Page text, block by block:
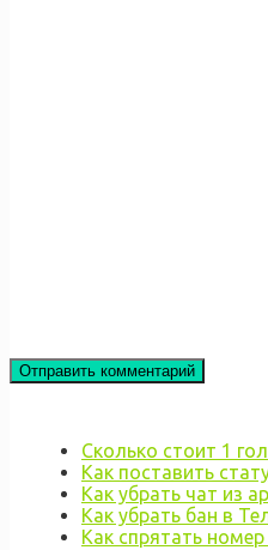
Сколько стоит 1
Как поставить
Как убрать чат из
Как убрать бан в
Как спрятать